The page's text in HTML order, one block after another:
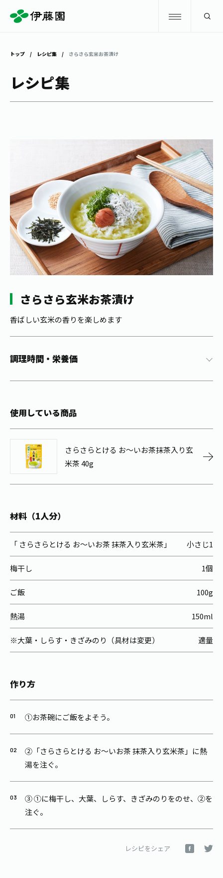
健康ミネラルむぎ茶
TULLY'S COFFEE
1日分の野菜
商品情報
ブランドから探す
カテゴリーから探す
キーワードから探す
お茶を知る・楽しむ
お茶を楽しむ
お茶のいれ方
動画ギャラリー
レシピ集
ウェルネスフォーラム
お茶の妖精
体験・イベント
見学・体験
工場見学
お茶の複合型博物館
食育・イベント
未来の桜プロジェクト
店舗・通販
店舗・通販
伊藤園の店舗トップ
茶寮伊藤園
店舗検索
THE ITOEN
健康体
Crazy Jasmine
お客様相談室
企業情報 GLOBAL
トップ レシピ集 さらさら玄米お茶漬け
レシピ集
さらさら玄米お茶漬け
香ばしい玄米の香りを楽しめます
調理時間・栄養価
使用している商品
さらさらとける お～いお茶抹茶入り玄
米茶 40g
材料（1人分）
「 さらさらとける お～いお茶 抹茶入り玄米茶」 小さじ1
梅干し 1個
ご飯 100g
熱湯 150ml
※大葉・しらす・きざみのり（具材は変更） 適量
作り方
①お茶碗にご飯をよそう。
②「さらさらとける お～いお茶 抹茶入り玄米茶」に熱
湯を注ぐ。
③ ①に梅干し、大葉、しらす、きざみのりをのせ、②を
注ぐ。
レシピをシェア